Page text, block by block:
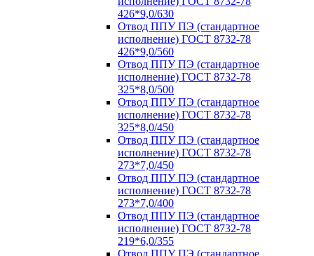
426*9,0/630
Отвод ППУ ПЭ (стандартное
исполнение) ГОСТ 8732-78
426*9,0/560
Отвод ППУ ПЭ (стандартное
исполнение) ГОСТ 8732-78
325*8,0/500
Отвод ППУ ПЭ (стандартное
исполнение) ГОСТ 8732-78
325*8,0/450
Отвод ППУ ПЭ (стандартное
исполнение) ГОСТ 8732-78
273*7,0/450
Отвод ППУ ПЭ (стандартное
исполнение) ГОСТ 8732-78
273*7,0/400
Отвод ППУ ПЭ (стандартное
исполнение) ГОСТ 8732-78
219*6,0/355
Отвод ППУ ПЭ (стандартное